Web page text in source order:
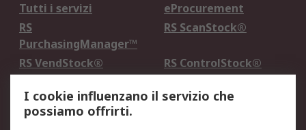
Tutti i servizi
eProcurement
RS
PurchasingManager™
RS ScanStock®
RS VendStock®
RS ControlStock®
Legale
I cookie influenzano il servizio che
possiamo offrirti.